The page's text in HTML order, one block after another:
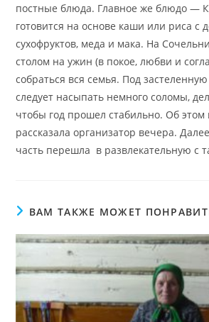
постные блюда. Главное же блюдо —
готовится на основе каши или риса с
сухофруктов, меда и мака. На
столом на ужин (в покое, любви и
собраться вся семья. Под
следует насыпать немного соломы,
чтобы год прошел стабильно. Об этом
рассказала организатор вечера.
часть перешла в развлекательную с
ВАМ ТАКЖЕ МОЖЕТ